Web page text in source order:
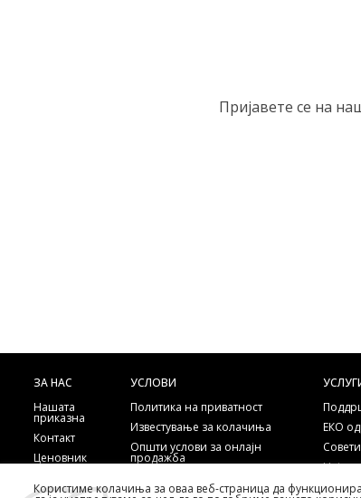
Пријавете се на
ЗА НАС
Нашата
приказна
Контакт
Ценовник
УСЛОВИ
Политика на приватност
Известување за колачиња
Општи услови за онлајн
продажба
ЕКО
Користиме колачиња за оваа веб-страница да